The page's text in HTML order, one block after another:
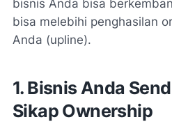
bisnis Anda bisa
bisa melebihi penghasilan
Anda (upline).
1. Bisnis Anda
Sikap Ownership